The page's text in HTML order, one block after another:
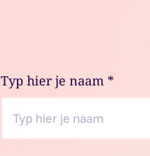
Typ hier je naam *